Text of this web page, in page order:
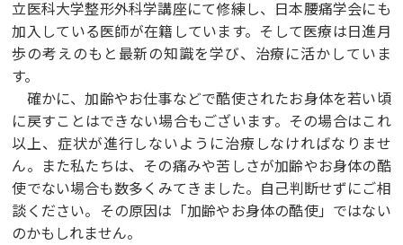
立医科大学整形外科学講座にて修練し、日本腰痛学会にも
加入している医師が在籍しています。そして医療は日進月
歩の考えのもと最新の知識を学び、治療に活かしていま
す。
確かに、加齢やお仕事などで酷使されたお身体を若い頃
に戻すことはできない場合もございます。その場合はこれ
以上、症状が進行しないように治療しなければなりませ
ん。また私たちは、その痛みや苦しさが加齢やお身体の酷
使でない場合も数多くみてきました。自己判断せずにご相
談ください。その原因は「加齢やお身体の酷使」ではない
のかもしれません。